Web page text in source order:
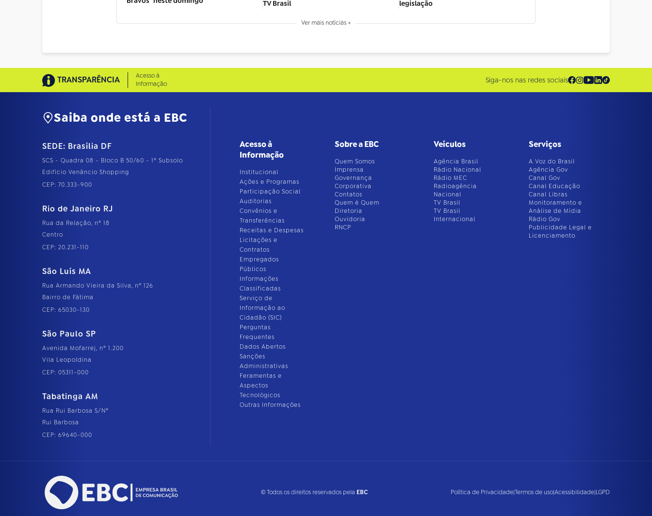
TV Brasil
legislação
Ver mais notícias +
TRANSPARÊNCIA
Acesso à
Informação
Siga-nos nas redes sociais
Saiba onde está a EBC
SEDE: Brasília DF
SCS - Quadra 08 - Bloco B 50/60 - 1º Subsolo
Edifício Venâncio Shopping
CEP: 70.333-900
Rio de Janeiro RJ
Rua da Relação, nº 18
Centro
CEP: 20.231-110
São Luís MA
Rua Armando Vieira da Silva, nº 126
Bairro de Fátima
CEP: 65030-130
São Paulo SP
Avenida Mofarrej, nº 1.200
Vila Leopoldina
CEP: 05311-000
Tabatinga AM
Rua Rui Barbosa S/Nº
Rui Barbosa
CEP: 69640-000
Acesso à
Informação
Institucional
Ações e Programas
Participação Social
Auditorias
Convênios e
Transferências
Receitas e Despesas
Licitações e
Contratos
Empregados
Públicos
Informações
Classificadas
Serviço de
Informação ao
Cidadão (SIC)
Perguntas
Frequentes
Dados Abertos
Sanções
Administrativas
Feramentas e
Aspectos
Tecnológicos
Outras Informações
Sobre a EBC
Quem Somos
Imprensa
Governança
Corporativa
Contatos
Quem é Quem
Diretoria
Ouvidoria
RNCP
Veículos
Agência Brasil
Rádio Nacional
Rádio MEC
Radioagência
Nacional
TV Brasil
TV Brasil
Internacional
Serviços
A Voz do Brasil
Agência Gov
Canal Gov
Canal Educação
Canal Libras
Monitoramento e
Análise de Mídia
Rádio Gov
Publicidade Legal e
Licenciamento
© Todos os direitos reservados pela EBC Política de Privacidade|Termos de uso|Acessibilidade|LGPD